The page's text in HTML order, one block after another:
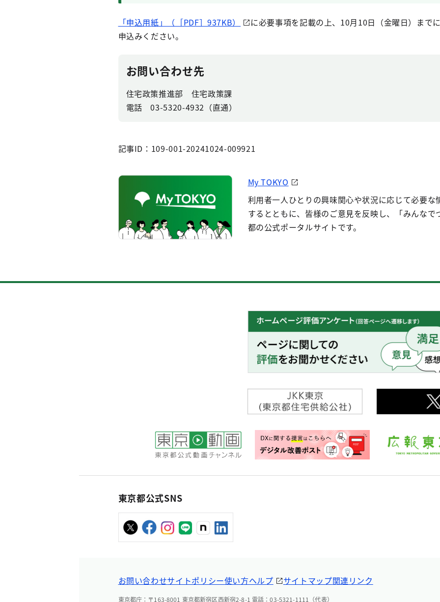
「申込用紙」（［PDF］937KB）
に必要事項を記載の上、10月10日（金曜日）まで
申込みください。
お問い合わせ先
住宅政策推進部 住宅政策課
電話 03-5320-4932（直通）
記事ID：109-001-20241024-009921
My TOKYO
利用者一人ひとりの興味関心や状況に応じて必要な
するとともに、皆様のご意見を反映し、「みんなで
都の公式ポータルサイトです。
東京都公式SNS
お問い合わせサイトポリシー使い方ヘルプ サイトマップ関連リンク
東京都庁：〒163-8001 東京都新宿区西新宿2-8-1 電話：03-5321-1111（代表）